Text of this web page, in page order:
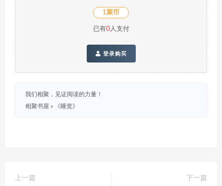
1聚币
已有0人支付
登录购买
我们相聚，见证阅读的力量！
相聚书屋 » 《睡觉》
上一篇
下一篇